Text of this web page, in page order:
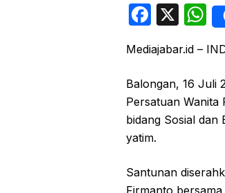
F
c
e
b
o
o
k
X
h
at
s
A
p
Mediajabar.id –
Balongan, 16 Juli
Persatuan Wanita
bidang Sosial dan
yatim.
Santunan
Firmanto